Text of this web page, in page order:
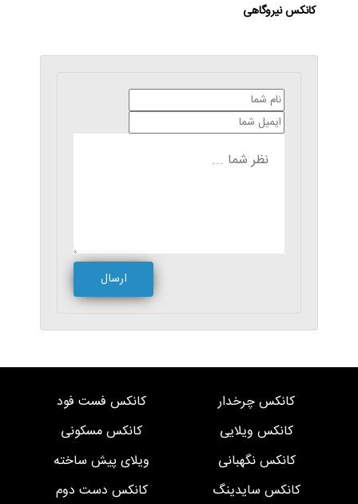
کانکس نیروگاهی
کانکس چرخدار
کانکس فست فود
کانکس ویلایی
کانکس مسکونی
کانکس نگهبانی
ویلای پیش ساخته
کانکس سایدینگ
کانکس دست دوم